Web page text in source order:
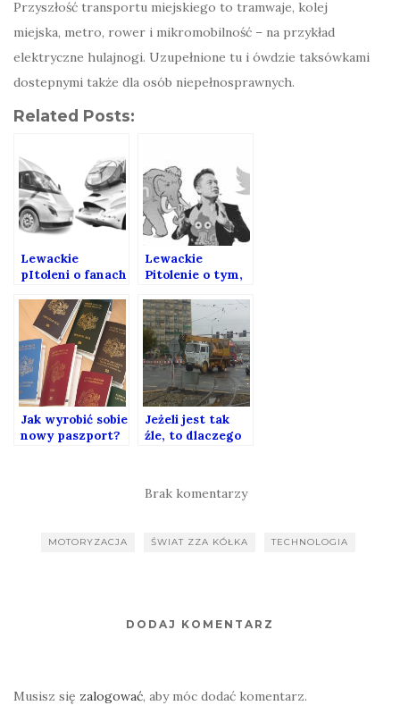
Przyszłość transportu miejskiego to tramwaje, kolej
miejska, metro, rower i mikromobilność – na przykład
elektryczne hulajnogi. Uzupełnione tu i ówdzie taksówkami
dostepnymi także dla osób niepełnosprawnych.
Related Posts:
Lewackie
pItoleni o fanach
cięzarówkach
przyszłości.
Lewackie
Pitolenie o tym,
social media i
dlaczego nie
przez oddanie
ich w ręce Elona
Muska
Jak wyrobić sobie
nowy paszport?
Jeżeli jest tak
źle, to dlaczego
Brak komentarzy
MOTORYZACJA ŚWIAT ZZA KÓŁKA TECHNOLOGIA
DODAJ KOMENTARZ
Musisz się zalogować, aby móc dodać komentarz.